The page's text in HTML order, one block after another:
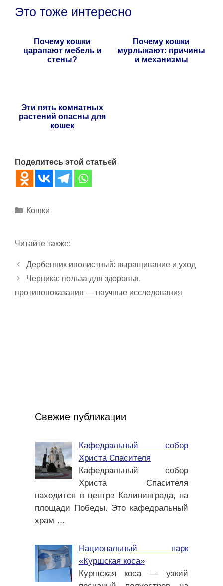
Это тоже интересно
Почему кошки
царапают мебель и
стены?
Почему кошки
мурлыкают: причины
и механизмы
Эти пять комнатных
растений опасны для
кошек
Поделитесь этой статьей
Рубрики
Кошки
Читайте также:
Дербенник иволистный: выращивание и уход
Черника: польза для здоровья,
противопоказания — научные исследования
Свежие публикации
Кафедральный собор
Христа Спасителя
Кафедральный собор
Христа Спасителя
находится в центре Калининграда, на
площади Победы. Это кафедральный
храм …
Национальный парк
«Куршская коса»
Куршская коса — узкий